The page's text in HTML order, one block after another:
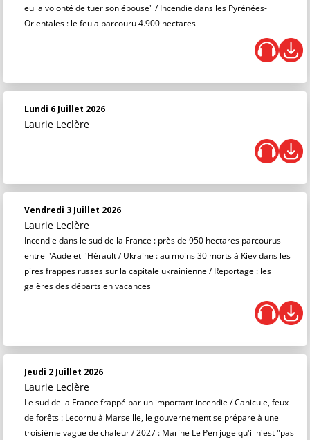
eu la volonté de tuer son épouse" / Incendie dans les Pyrénées-
Orientales : le feu a parcouru 4.900 hectares
Lundi 6 Juillet 2026
Laurie Leclère
Vendredi 3 Juillet 2026
Laurie Leclère
Incendie dans le sud de la France : près de 950 hectares parcourus
entre l'Aude et l'Hérault / Ukraine : au moins 30 morts à Kiev dans les
pires frappes russes sur la capitale ukrainienne / Reportage : les
galères des départs en vacances
Jeudi 2 Juillet 2026
Laurie Leclère
Le sud de la France frappé par un important incendie / Canicule, feux
de forêts : Lecornu à Marseille, le gouvernement se prépare à une
troisième vague de chaleur / 2027 : Marine Le Pen juge qu'il n'est "pas